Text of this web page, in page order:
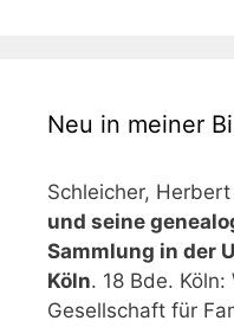
Neu in meiner
Schleicher, Herbert
und seine
Sammlung in der
Köln. 18 Bde.
Gesellschaft für